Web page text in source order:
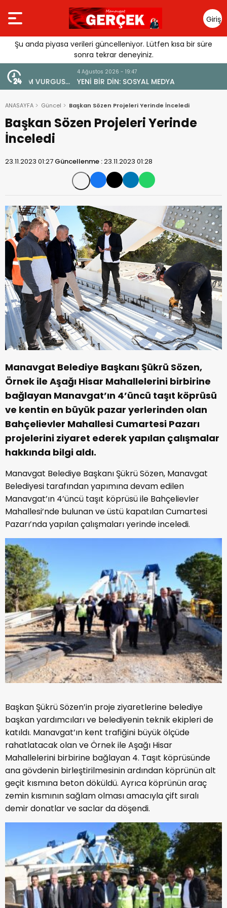
Giriş
Yap
Şu anda piyasa verileri güncelleniyor. Lütfen kısa bir süre
sonra tekrar deneyiniz.
4 Ağustos 2026 - 19:47
YENİ BİR DİN: SOSYAL MEDYA
ANASAYFA Güncel Başkan Sözen Projeleri Yerinde İnceledi
Başkan Sözen Projeleri Yerinde
İnceledi
23.11.2023 01:27 Güncellenme :23.11.2023 01:28
Manavgat Belediye Başkanı Şükrü Sözen,
Örnek ile Aşağı Hisar Mahallelerini birbirine
bağlayan Manavgat’ın 4’üncü taşıt köprüsü
ve kentin en büyük pazar yerlerinden olan
Bahçelievler Mahallesi Cumartesi Pazarı
projelerini ziyaret ederek yapılan çalışmalar
hakkında bilgi aldı.
Manavgat Belediye Başkanı Şükrü Sözen, Manavgat
Belediyesi tarafından yapımına devam edilen
Manavgat’ın 4’üncü taşıt köprüsü ile Bahçelievler
Mahallesi’nde bulunan ve üstü kapatılan Cumartesi
Pazarı’nda yapılan çalışmaları yerinde inceledi.
Başkan Şükrü Sözen’in proje ziyaretlerine belediye
başkan yardımcıları ve belediyenin teknik ekipleri de
katıldı. Manavgat’ın kent trafiğini büyük ölçüde
rahatlatacak olan ve Örnek ile Aşağı Hisar
Mahallelerini birbirine bağlayan 4. Taşıt köprüsünde
ana gövdenin birleştirilmesinin ardından köprünün alt
geçit kısmına beton döküldü. Ayrıca köprünün araç
zemin kısmının sağlam olması amacıyla çift sıralı
demir donatlar ve saclar da döşendi.